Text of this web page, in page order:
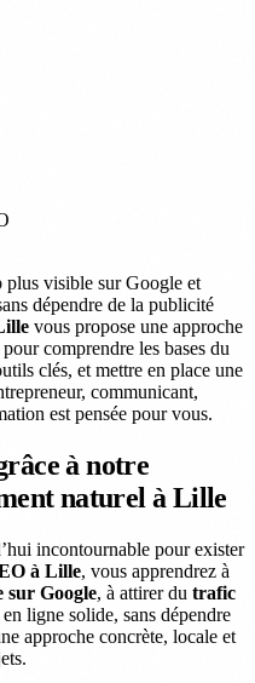
plus visible sur Google et
dépendre de la publicité
vous propose une approche
comprendre les bases du
clés, et mettre en place une
communicant,
est pensée pour vous.
à notre
naturel à Lille
incontournable pour exister
à Lille, vous apprendrez à
sur Google, à attirer du trafic
ligne solide, sans dépendre
approche concrète, locale et